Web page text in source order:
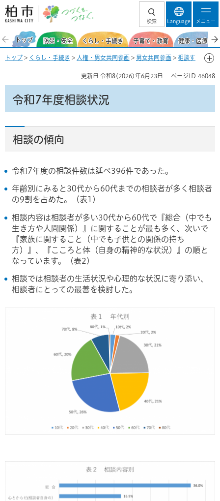
柏市 つづくを、
検索 Language メニュー
トップ 防災・安全 くらし・手続き 子育て・教育 健康・医療・
トップ > くらし・手続き > 人権・男女共同参画 > 男女共同参画 > 相談す
更新日 令和8(2026)年6月23日 ページID 46048
令和7年度相談状況
相談の傾向
令和7年度の相談件数は延べ396件であった。
年齢別にみると30代から60代までの相談者が多く相談者
の9割を占めた。（表1）
相談内容は相談者が多い30代から60代で『総合（中でも
生き方や人間関係）』に関することが最も多く、次いで
『家族に関すること（中でも子供との関係の持ち
方）』、『こころと体（自身の精神的な状況）』の順と
なっています。（表2)
相談では相談者の生活状況や心理的な状況に寄り添い、
相談者にとっての最善を検討した。